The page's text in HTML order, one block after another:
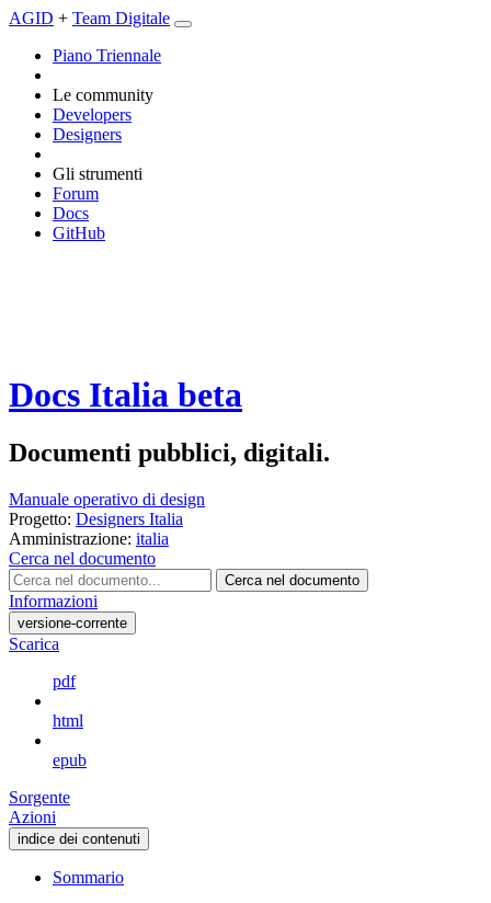
AGID + Team Digitale
Piano Triennale
Le community
Developers
Designers
Gli strumenti
Forum
Docs
GitHub
Docs Italia beta
Documenti pubblici, digitali.
Manuale operativo di design
Progetto: Designers Italia
Amministrazione: italia
Cerca nel documento
Cerca nel documento
Informazioni
versione-corrente
Scarica
pdf
html
epub
Sorgente
Azioni
indice dei contenuti
Sommario